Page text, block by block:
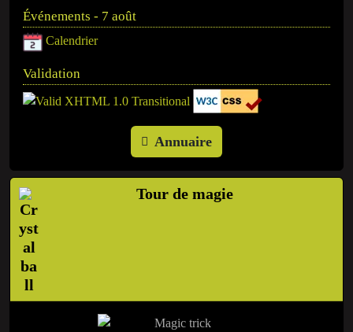
Événements - 7 août
Calendrier
Validation
Annuaire
Tour de magie